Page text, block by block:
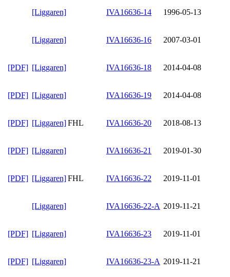
[Liggaren] IVA16636-14 1996-05-13
[Liggaren] IVA16636-16 2007-03-01
[PDF] [Liggaren] IVA16636-18 2014-04-08
[PDF] [Liggaren] IVA16636-19 2014-04-08
[PDF] [Liggaren]FHL IVA16636-20 2018-08-13
[PDF] [Liggaren] IVA16636-21 2019-01-30
[PDF] [Liggaren]FHL IVA16636-22 2019-11-01
[Liggaren] IVA16636-22-A 2019-11-21
[PDF] [Liggaren] IVA16636-23 2019-11-01
[PDF] [Liggaren] IVA16636-23-A 2019-11-21